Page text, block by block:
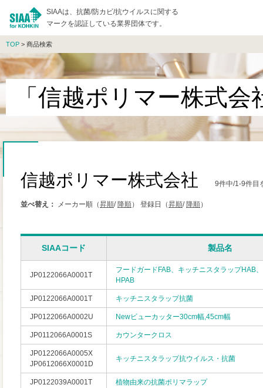
SIAAは、抗菌/防カビ/抗ウイルスに関する
マークを認証している業界団体です。
TOP > 商品検索
「信越ポリマー株式
信越ポリマー株式会社 9件中/1-9件目
並べ替え： メーカー順（昇順/ 降順） 登録日（昇順/ 降順）
SIAAコード 製品名
JP0122066A0001T
フードガードFAB、キッチニスタラップHAB
HPAB
JP0122066A0001T キッチニスタラップ抗菌
JP0122066A0002U Newビューカッター30cm幅,45cm幅
JP0112066A0001S カウンタークロス
JP0122066A0005X
JP0612066X0001D
キッチニスタラップ抗ウイルス・抗菌
JP0122039A0001T 植物由来の抗菌ポリマラップ